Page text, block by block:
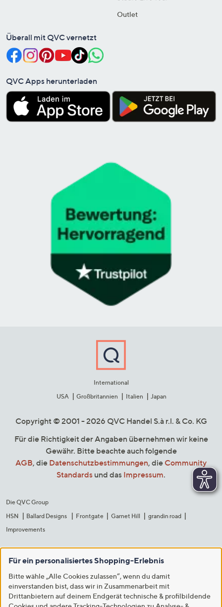
Outlet
Überall mit QVC vernetzt
QVC Apps herunterladen
International
USA
Großbritannien Italien Japan
Copyright © 2001 - 2026 QVC Handel S.à r.l. & Co. KG
Für die Richtigkeit der Angaben übernehmen wir keine
Gewähr. Bitte beachte auch folgende
AGB, die Datenschutzbestimmungen, die Community
Standards und das Impressum.
Die QVC Group
HSN
Ballard Designs Frontgate Garnet Hill
grandin road
Improvements
Für ein personalisiertes Shopping-Erlebnis
Bitte wähle „Alle Cookies zulassen“, wenn du damit
einverstanden bist, dass wir in Zusammenarbeit mit
Drittanbietern auf deinem Endgerät technische & profilbildende